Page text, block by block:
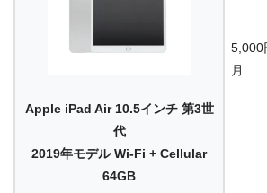
Apple iPad Air 10.5インチ 第3世
代
2019年モデル Wi-Fi + Cellular
64GB
5,000
月